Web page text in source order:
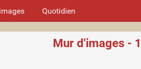
Quotidien
Mur d'images -